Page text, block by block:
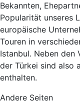
Bekannten,
Popularität unseres
europäische
Touren in
Istanbul. Neben
der Türkei sind also
enthalten.
Andere Seiten